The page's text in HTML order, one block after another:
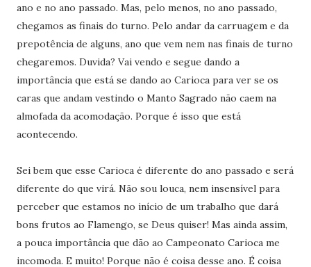
ano e no ano passado. Mas, pelo menos, no ano passado,
chegamos as finais do turno. Pelo andar da carruagem e da
prepotência de alguns, ano que vem nem nas finais de turno
chegaremos. Duvida? Vai vendo e segue dando a
importância que está se dando ao Carioca para ver se os
caras que andam vestindo o Manto Sagrado não caem na
almofada da acomodação. Porque é isso que está
acontecendo.
Sei bem que esse Carioca é diferente do ano passado e será
diferente do que virá. Não sou louca, nem insensível para
perceber que estamos no início de um trabalho que dará
bons frutos ao Flamengo, se Deus quiser! Mas ainda assim,
a pouca importância que dão ao Campeonato Carioca me
incomoda. E muito! Porque não é coisa desse ano. É coisa